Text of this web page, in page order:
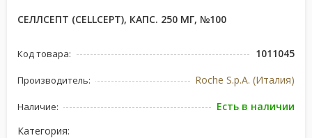
СЕЛЛСЕПТ (CELLCEPT), КАПС. 250 МГ, №100
Код товара: 1011045
Производитель: Roche S.p.A. (Италия)
Наличие:
Есть в наличии
Категория: